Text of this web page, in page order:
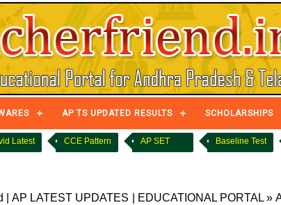
AP TS UPDATED RESULTS SCHOLARSHIPS
Latest CCE Pattern AP SET Baseline Test
AP LATEST UPDATES EDUCATIONAL PORTAL »